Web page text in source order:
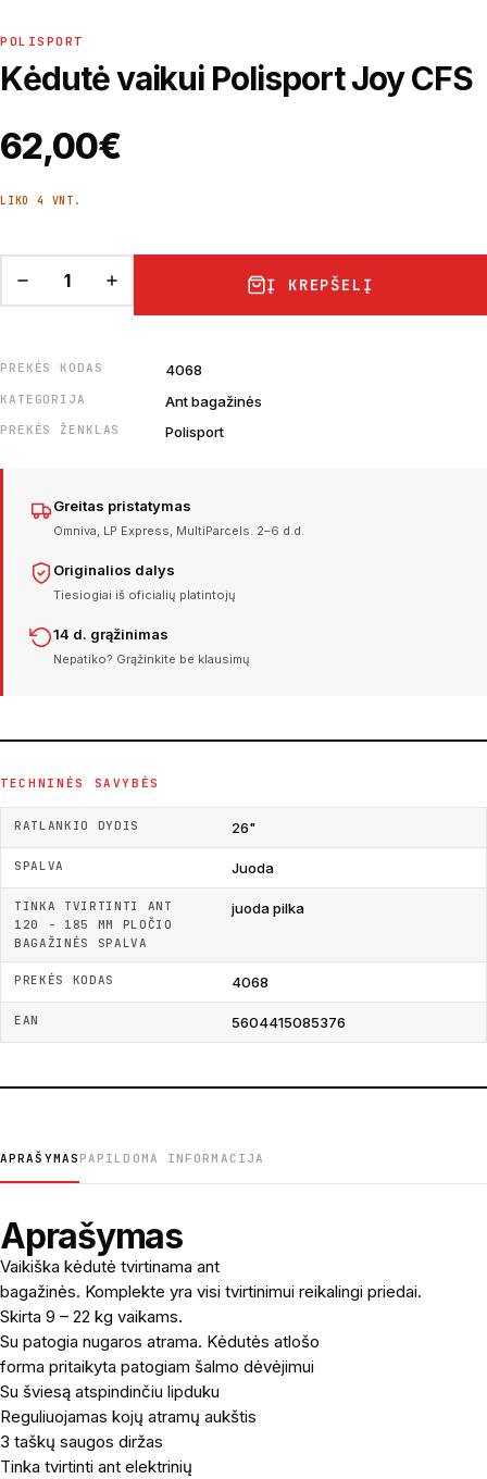
POLISPORT
Kėdutė vaikui Polisport Joy CFS
62,00€
LIKO 4 VNT.
Į KREPŠELĮ
PREKĖS KODAS 4068
KATEGORIJA Ant bagažinės
PREKĖS ŽENKLAS Polisport
Greitas pristatymas
Omniva, LP Express, MultiParcels. 2–6 d.d.
Originalios dalys
Tiesiogiai iš oficialių platintojų
14 d. grąžinimas
Nepatiko? Grąžinkite be klausimų
TECHNINĖS SAVYBĖS
RATLANKIO DYDIS 26"
SPALVA Juoda
TINKA TVIRTINTI ANT
120 - 185 MM PLOČIO
BAGAŽINĖS SPALVA
juoda pilka
PREKĖS KODAS 4068
EAN 5604415085376
APRAŠYMAS PAPILDOMA INFORMACIJA
Aprašymas
Vaikiška kėdutė tvirtinama ant
bagažinės. Komplekte yra visi tvirtinimui reikalingi priedai.
Skirta 9 – 22 kg vaikams.
Su patogia nugaros atrama. Kėdutės atlošo
forma pritaikyta patogiam šalmo dėvėjimui
Su šviesą atspindinčiu lipduku
Reguliuojamas kojų atramų aukštis
3 taškų saugos diržas
Tinka tvirtinti ant elektrinių